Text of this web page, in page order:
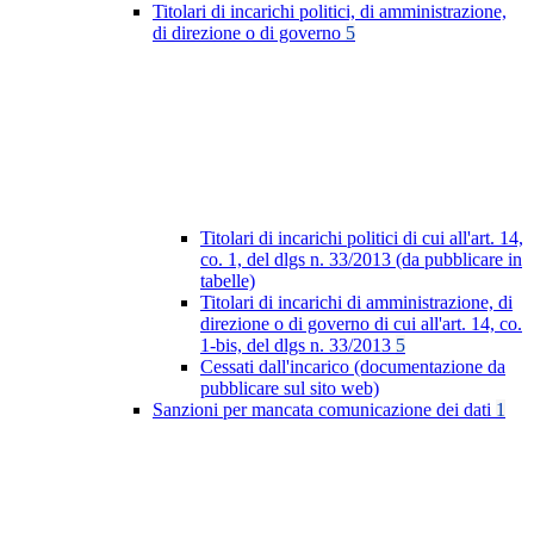
Titolari di incarichi politici, di amministrazione,
di direzione o di governo 5
Titolari di incarichi politici di cui all'art. 14,
co. 1, del dlgs n. 33/2013 (da pubblicare in
tabelle)
Titolari di incarichi di amministrazione, di
direzione o di governo di cui all'art. 14, co.
1-bis, del dlgs n. 33/2013 5
Cessati dall'incarico (documentazione da
pubblicare sul sito web)
Sanzioni per mancata comunicazione dei dati 1